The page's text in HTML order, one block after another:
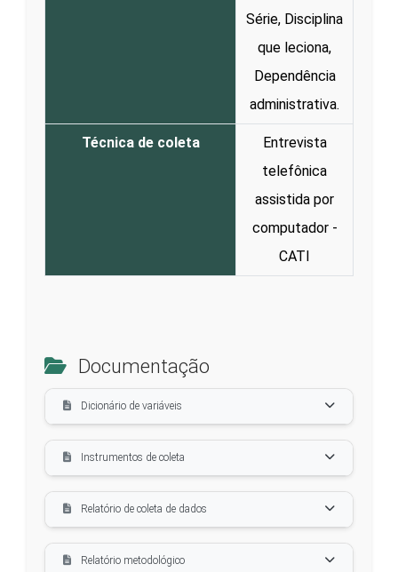
Série, Disciplina
que leciona,
Dependência
administrativa.
Técnica de coleta
Entrevista
telefônica
assistida por
computador -
CATI
Documentação
Dicionário de variáveis
Instrumentos de coleta
Relatório de coleta de dados
Relatório metodológico